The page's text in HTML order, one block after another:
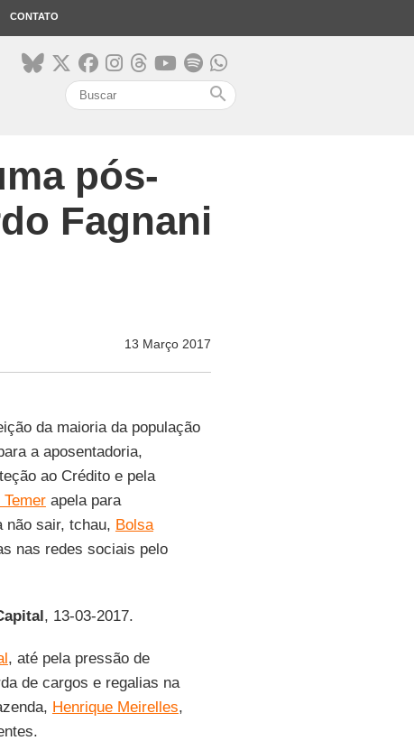
CONTATO
search
pós-
Fagnani
13 Março 2017
da maioria da população
a aposentadoria,
ao Crédito e pela
apela para
não sair, tchau, Bolsa
nas redes sociais pelo
, 13-03-2017.
, até pela pressão de
de cargos e regalias na
Henrique Meirelles,